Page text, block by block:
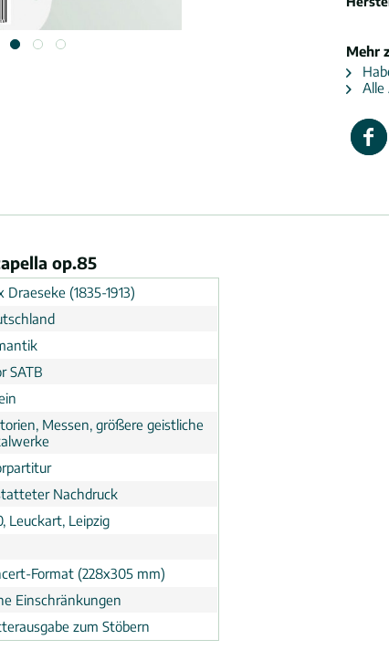
Mehr
Alle
op.85
Draeseke (1835-1913)
SATB
Messen, größere geistliche
Nachdruck
Leuckart, Leipzig
Format (228x305 mm)
Einschränkungen
zum Stöbern